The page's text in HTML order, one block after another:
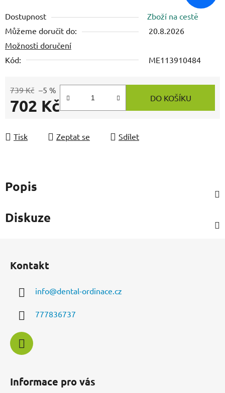
Dostupnost
Zboží na cestě
Můžeme doručit do:
20.8.2026
Možnosti doručení
Kód:
ME113910484
739 Kč –5 %
702 Kč DO KOŠÍKU
Tisk Zeptat se Sdílet
Popis
Diskuze
Kontakt
info@dental-ordinace.cz
777836737
Informace pro vás